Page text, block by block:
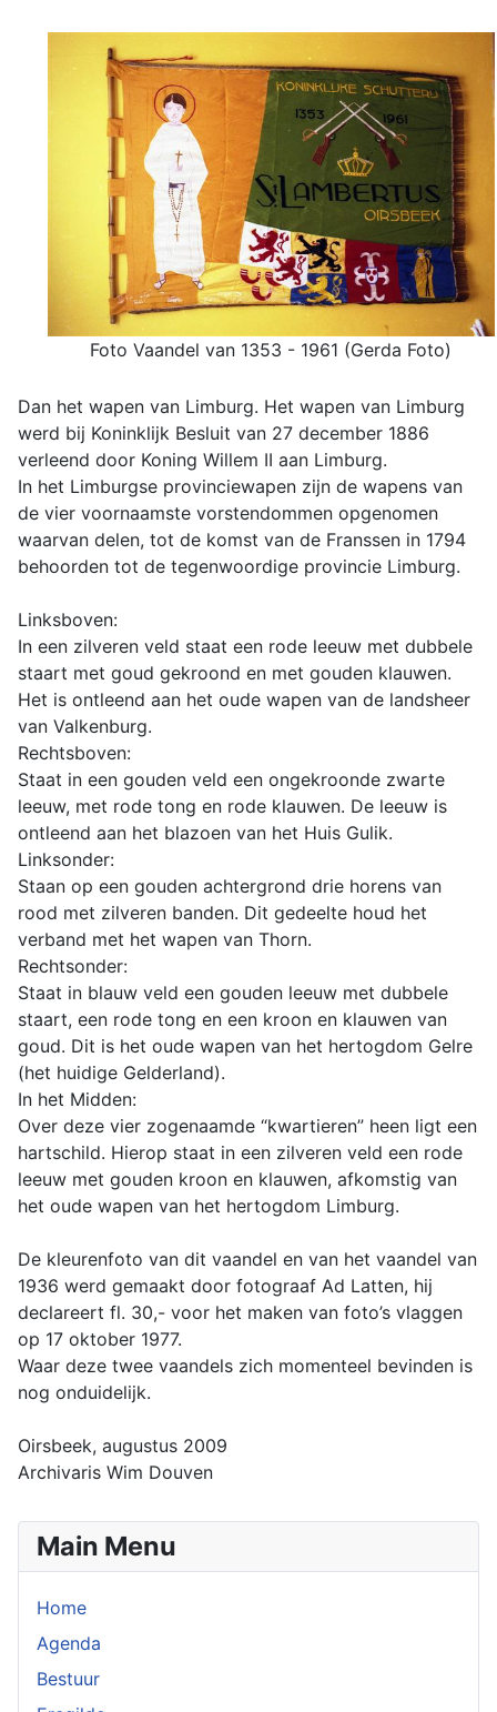
Main Menu
Home
Agenda
Bestuur
Foto Vaandel van 1353 - 1961 (Gerda Foto)
Dan het wapen van Limburg. Het wapen van Limburg
werd bij Koninklijk Besluit van 27 december 1886
verleend door Koning Willem II aan Limburg.
In het Limburgse provinciewapen zijn de wapens van
de vier voornaamste vorstendommen opgenomen
waarvan delen, tot de komst van de Franssen in 1794
behoorden tot de tegenwoordige provincie Limburg.
Linksboven:
In een zilveren veld staat een rode leeuw met dubbele
staart met goud gekroond en met gouden klauwen.
Het is ontleend aan het oude wapen van de landsheer
van Valkenburg.
Rechtsboven:
Staat in een gouden veld een ongekroonde zwarte
leeuw, met rode tong en rode klauwen. De leeuw is
ontleend aan het blazoen van het Huis Gulik.
Linksonder:
Staan op een gouden achtergrond drie horens van
rood met zilveren banden. Dit gedeelte houd het
verband met het wapen van Thorn.
Rechtsonder:
Staat in blauw veld een gouden leeuw met dubbele
staart, een rode tong en een kroon en klauwen van
goud. Dit is het oude wapen van het hertogdom Gelre
(het huidige Gelderland).
In het Midden:
Over deze vier zogenaamde “kwartieren” heen ligt een
hartschild. Hierop staat in een zilveren veld een rode
leeuw met gouden kroon en klauwen, afkomstig van
het oude wapen van het hertogdom Limburg.
De kleurenfoto van dit vaandel en van het vaandel van
1936 werd gemaakt door fotograaf Ad Latten, hij
declareert fl. 30,- voor het maken van foto’s vlaggen
op 17 oktober 1977.
Waar deze twee vaandels zich momenteel bevinden is
nog onduidelijk.
Oirsbeek, augustus 2009
Archivaris Wim Douven